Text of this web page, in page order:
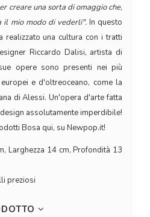
creare una sorta di omaggio che,
il mio modo di vederli".In questo
realizzato una cultura con i tratti
Riccardo Dalisi, artista di
opere sono presenti nei più
e d'oltreoceano, come la
di Alessi. Un'opera d'arte fatta
assolutamente imperdibile!
Bosa qui, su Newpop.it!
Larghezza 14 cm, Profondità 13
preziosi